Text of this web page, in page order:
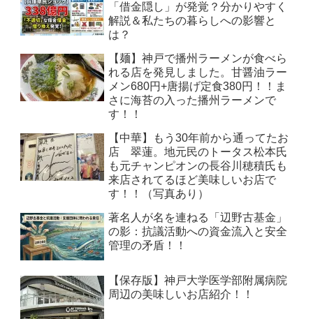
「借金隠し」が発覚？分かりやすく
解説＆私たちの暮らしへの影響と
は？
【麺】神戸で播州ラーメンが食べら
れる店を発見しました。甘醤油ラー
メン680円+唐揚げ定食380円！！ま
さに海苔の入った播州ラーメンで
す！！
【中華】もう30年前から通ってたお
店 翠蓮。地元民のトータス松本氏
も元チャンピオンの長谷川穂積氏も
来店されてるほど美味しいお店で
す！！（写真あり）
著名人が名を連ねる「辺野古基金」
の影：抗議活動への資金流入と安全
管理の矛盾！！
【保存版】神戸大学医学部附属病院
周辺の美味しいお店紹介！！